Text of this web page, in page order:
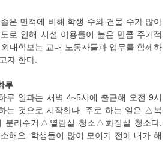
은 면적에 비해 학생 수와 건물 수가 많아
로 인해 시설 이용률이 높은 만큼 주기적
대학보는 교내 노동자들과 업무를 함께하
자 한다.
루
루 일과는 새벽 4~5시에 출근해 오전 9시
는 것으로 시작한다. 주로 하는 일은 △복
분리수거△열람실 청소△화장실 청소다.
해요. 학생들이 많이 모이기 전에 내가 해